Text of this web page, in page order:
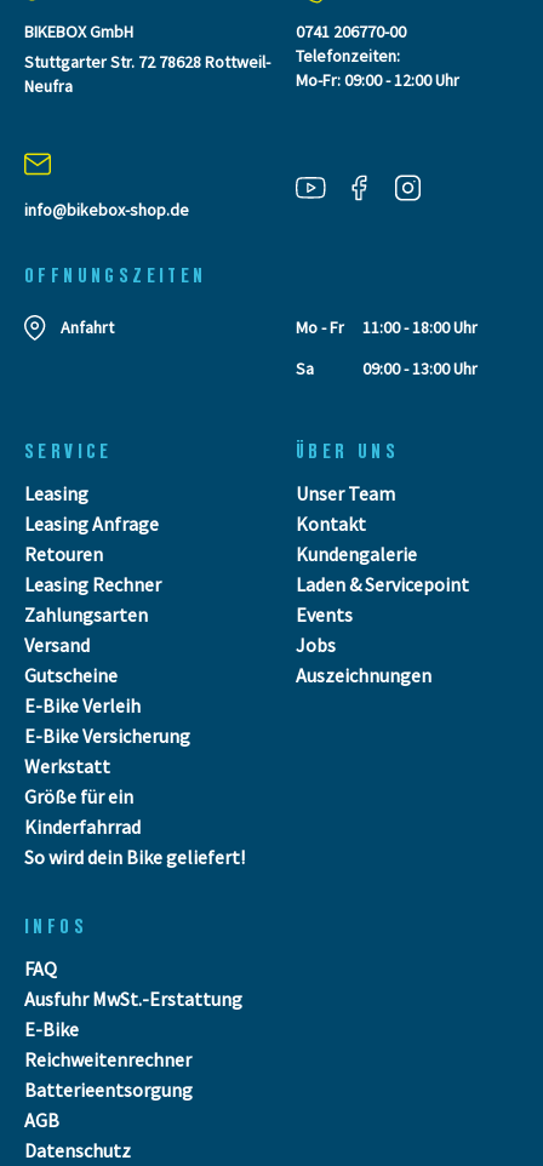
BIKEBOX GmbH
Stuttgarter Str. 72 78628 Rottweil-
Neufra
info@bikebox-shop.de
0741 206770-00
Telefonzeiten:
Mo-Fr: 09:00 - 12:00 Uhr
OFFNUNGSZEITEN
Anfahrt Mo - Fr
11:00 - 18:00 Uhr
Sa
09:00 - 13:00 Uhr
SERVICE
Leasing
Leasing Anfrage
Retouren
Leasing Rechner
Zahlungsarten
Versand
Gutscheine
E-Bike Verleih
E-Bike Versicherung
Werkstatt
Größe für ein
Kinderfahrrad
So wird dein Bike geliefert!
ÜBER UNS
Unser Team
Kontakt
Kundengalerie
Laden & Servicepoint
Events
Jobs
Auszeichnungen
INFOS
FAQ
Ausfuhr MwSt.-Erstattung
E-Bike
Reichweitenrechner
Batterieentsorgung
AGB
Datenschutz